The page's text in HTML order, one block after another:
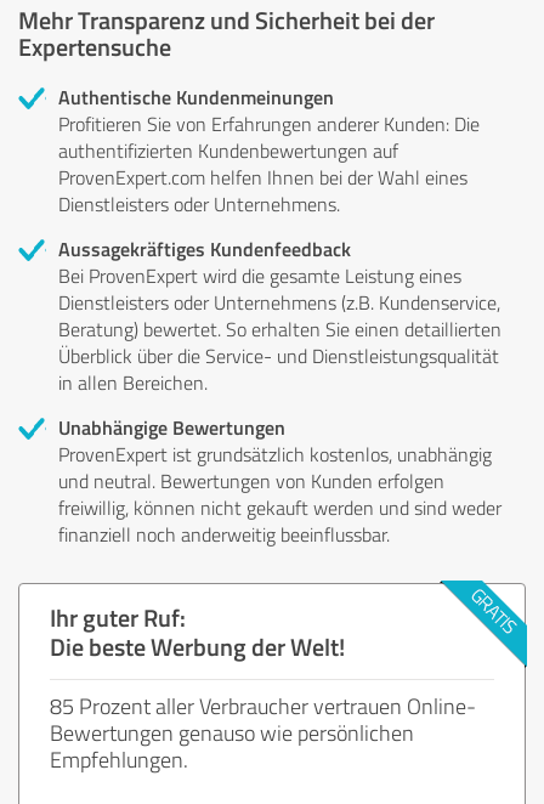
Mehr Transparenz und Sicherheit bei der
Expertensuche
Authentische Kundenmeinungen
Profitieren Sie von Erfahrungen anderer Kunden: Die
authentifizierten Kundenbewertungen auf
ProvenExpert.com helfen Ihnen bei der Wahl eines
Dienstleisters oder Unternehmens.
Aussagekräftiges Kundenfeedback
Bei ProvenExpert wird die gesamte Leistung eines
Dienstleisters oder Unternehmens (z.B. Kundenservice,
Beratung) bewertet. So erhalten Sie einen detaillierten
Überblick über die Service- und Dienstleistungsqualität
in allen Bereichen.
Unabhängige Bewertungen
ProvenExpert ist grundsätzlich kostenlos, unabhängig
und neutral. Bewertungen von Kunden erfolgen
freiwillig, können nicht gekauft werden und sind weder
finanziell noch anderweitig beeinflussbar.
Ihr guter Ruf:
Die beste Werbung der Welt!
85 Prozent aller Verbraucher vertrauen Online-
Bewertungen genauso wie persönlichen
Empfehlungen.